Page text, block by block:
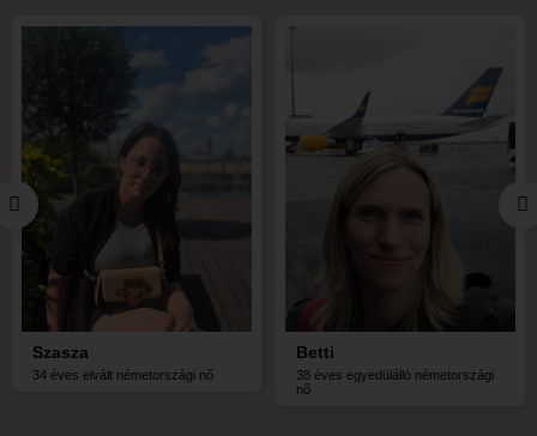
Szasza
34 éves elvált németországi nő
Betti
38 éves egyedülálló németországi
nő